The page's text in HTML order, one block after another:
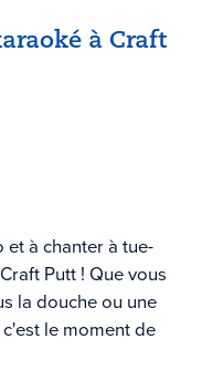
à Craft
à chanter à tue-
Putt ! Que vous
la douche ou une
le moment de